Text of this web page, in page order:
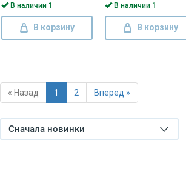
В наличии 1
В корзину
В наличии 1
В корзину
« Назад 1 2 Вперед »
Сначала новинки